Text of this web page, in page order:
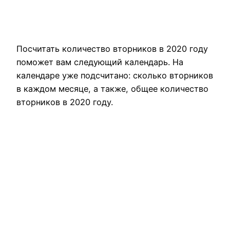
Посчитать количество вторников в 2020 году
поможет вам следующий календарь. На
календаре уже подсчитано: сколько вторников
в каждом месяце, а также, общее количество
вторников в 2020 году.